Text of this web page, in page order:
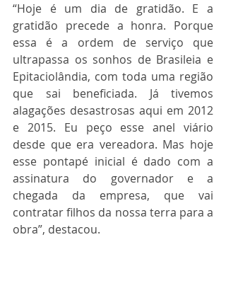
“Hoje é um dia de gratidão. E a
gratidão precede a honra. Porque
essa é a ordem de serviço que
ultrapassa os sonhos de Brasileia e
Epitaciolândia, com toda uma região
que sai beneficiada. Já tivemos
alagações desastrosas aqui em 2012
e 2015. Eu peço esse anel viário
desde que era vereadora. Mas hoje
esse pontapé inicial é dado com a
assinatura do governador e a
chegada da empresa, que vai
contratar filhos da nossa terra para a
obra”, destacou.